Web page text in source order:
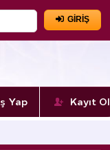
GİRİŞ
Yap Kayıt Ol